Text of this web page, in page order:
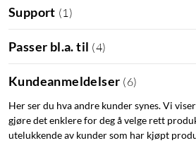
Support (1 )
Passer bl.a. til (4)
Kundeanmeldelser (6)
Her ser du hva andre kunder synes. Vi
gjøre det enklere for deg å velge rett
utelukkende av kunder som har kjøpt